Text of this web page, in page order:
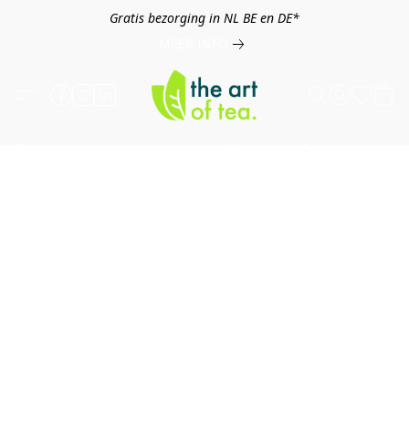
Gratis bezorging in NL BE en DE*